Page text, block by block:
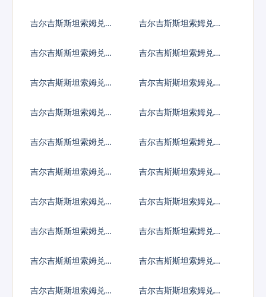
吉尔吉斯斯坦索姆兑日
吉尔吉斯斯坦索姆兑欧
吉尔吉斯斯坦索姆兑英
吉尔吉斯斯坦索姆兑港
吉尔吉斯斯坦索姆兑韩
吉尔吉斯斯坦索姆兑澳
吉尔吉斯斯坦索姆兑加
吉尔吉斯斯坦索姆兑新
吉尔吉斯斯坦索姆兑保
吉尔吉斯斯坦索姆兑捷
吉尔吉斯斯坦索姆兑丹
吉尔吉斯斯坦索姆兑匈
吉尔吉斯斯坦索姆兑波
吉尔吉斯斯坦索姆兑罗
吉尔吉斯斯坦索姆兑瑞
吉尔吉斯斯坦索姆兑瑞
吉尔吉斯斯坦索姆兑挪
吉尔吉斯斯坦索姆兑克
吉尔吉斯斯坦索姆兑卢
吉尔吉斯斯坦索姆兑土